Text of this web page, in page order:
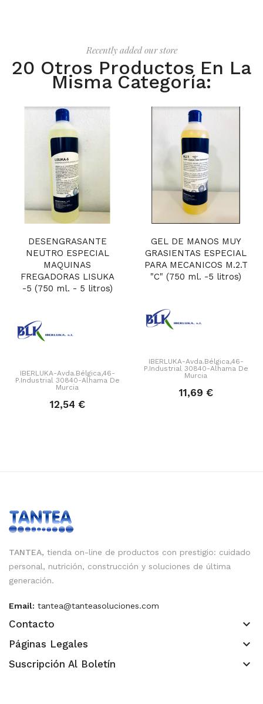
Recently added our store
20 Otros Productos En La
Misma Categoría:
DESENGRASANTE
NEUTRO ESPECIAL
MAQUINAS
FREGADORAS LISUKA
-5 (750 ml. - 5 litros)
IBERLUKA-Avda.Bélgica,46-
P.Industrial 30840-Alhama De
Murcia
12,54 €
GEL DE MANOS MUY
GRASIENTAS ESPECIAL
PARA MECANICOS M.2.T
"C" (750 ml. -5 litros)
IBERLUKA-Avda.Bélgica,46-
P.Industrial 30840-Alhama De
Murcia
11,69 €
TANTEA, tienda on-line de productos con prestigio: cuidado
personal, nutrición, construcción y soluciones de última
generación.
Email: tantea@tanteasoluciones.com
Contacto keyboard_arrow_down
Páginas Legales keyboard_arrow_down
Suscripción Al Boletín keyboard_arrow_down